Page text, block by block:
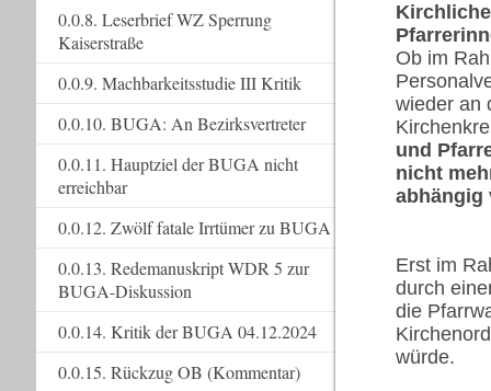
Ob im
wieder an
und
nicht
abhängig
Erst im
durch
die
würde.
0.0.8. Leserbrief WZ Sperrung
Kaiserstraße
0.0.9. Machbarkeitsstudie III Kritik
0.0.10. BUGA: An Bezirksvertreter
0.0.11. Hauptziel der BUGA nicht
erreichbar
0.0.12. Zwölf fatale Irrtümer zu BUGA
0.0.13. Redemanuskript WDR 5 zur
BUGA-Diskussion
0.0.14. Kritik der BUGA 04.12.2024
0.0.15. Rückzug OB (Kommentar)